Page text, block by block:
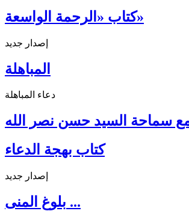
كتاب «الرحمة الواسعة»
إصدار جديد
المباهلة
دعاء المباهلة
سماحة السيد حسن نصر الله
كتاب بهجة الدعاء
إصدار جديد
بلوغ المنى ...